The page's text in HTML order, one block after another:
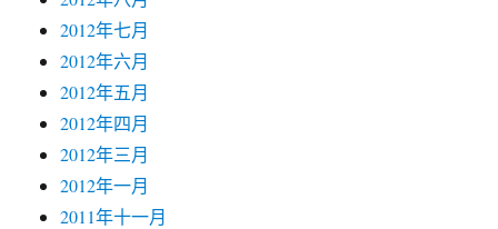
2012年七月
2012年六月
2012年五月
2012年四月
2012年三月
2012年一月
2011年十一月